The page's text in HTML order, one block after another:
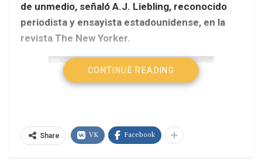
de unmedio, señaló A.J. Liebling, reconocido
periodista y ensayista estadounidense, en la
revista The New Yorker.
CONTINUE READING
Share VK Facebook